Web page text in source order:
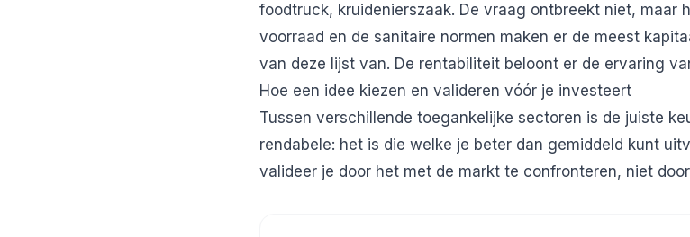
foodtruck, kruidenierszaak. De vraag ontbreekt niet, maar
voorraad en de sanitaire normen maken er de meest
van deze lijst van. De rentabiliteit beloont er de ervaring
Hoe een idee kiezen en valideren vóór je investeert
Tussen verschillende toegankelijke sectoren is de juiste
rendabele: het is die welke je beter dan gemiddeld kunt
valideer je door het met de markt te confronteren, niet